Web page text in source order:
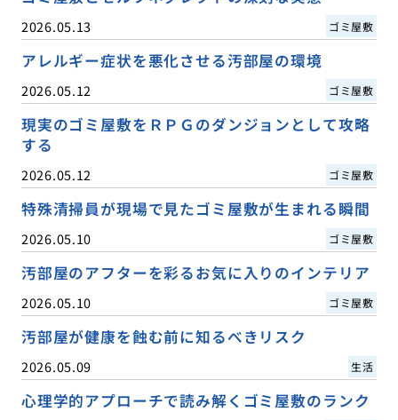
2026.05.13 ゴミ屋敷
アレルギー症状を悪化させる汚部屋の環境
2026.05.12 ゴミ屋敷
現実のゴミ屋敷をＲＰＧのダンジョンとして攻略
する
2026.05.12 ゴミ屋敷
特殊清掃員が現場で見たゴミ屋敷が生まれる瞬間
2026.05.10 ゴミ屋敷
汚部屋のアフターを彩るお気に入りのインテリア
2026.05.10 ゴミ屋敷
汚部屋が健康を蝕む前に知るべきリスク
2026.05.09 生活
心理学的アプローチで読み解くゴミ屋敷のランク